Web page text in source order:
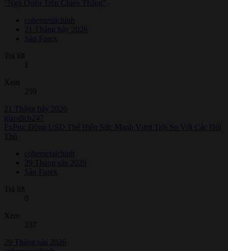
"Ngủ Quên Trên Chiến Thắng"
cobemetaichinh
21 Tháng bảy 2026
Sàn Forex
Trả lời
Xem
259
21 Tháng bảy 2026
giaodich247
FxPro: Đồng USD Thể Hiện Sức Mạnh Vượt Trội So Với Các Đối
Thủ
cobemetaichinh
29 Tháng sáu 2026
Sàn Forex
Trả lời
0
Xem
237
29 Tháng sáu 2026